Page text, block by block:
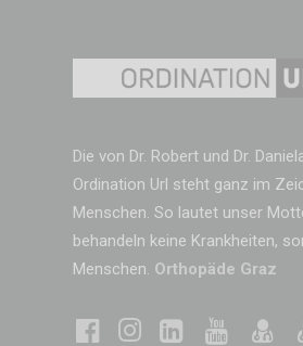
Die von Dr. Robert und Dr.
Ordination Url steht ganz im
Menschen. So lautet unser
behandeln keine Krankheiten,
Menschen. Orthopäde Graz